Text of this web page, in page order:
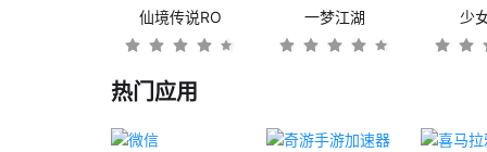
仙境传说RO 一梦江湖 少
热门应用